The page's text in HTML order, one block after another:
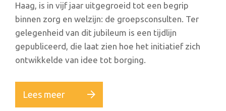
Haag, is in vijf jaar uitgegroeid tot een begrip
binnen zorg en welzijn: de groepsconsulten. Ter
gelegenheid van dit jubileum is een tijdlijn
gepubliceerd, die laat zien hoe het initiatief zich
ontwikkelde van idee tot borging.
Lees meer